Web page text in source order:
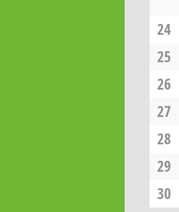
24
25
26
27
28
29
30